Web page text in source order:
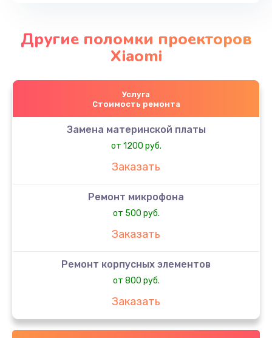
Другие поломки проекторов
Xiaomi
Услуга
Стоимость ремонта
Замена материнской платы
от 1200 руб.
Заказать
Ремонт микрофона
от 500 руб.
Заказать
Ремонт корпусных элементов
от 800 руб.
Заказать
Ремонт сим-лотка